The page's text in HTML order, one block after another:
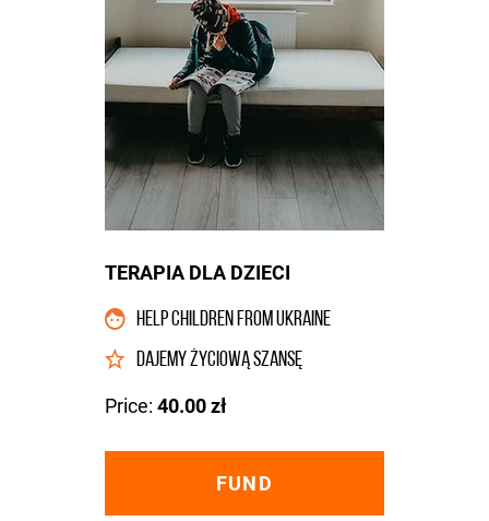
TERAPIA DLA DZIECI
HELP CHILDREN FROM UKRAINE
DAJEMY ŻYCIOWĄ SZANSĘ
Price: 40.00 zł
FUND